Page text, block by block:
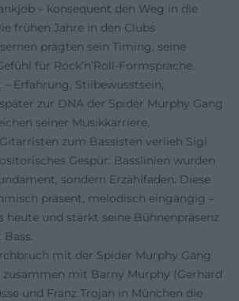
– konsequent den Weg in die
frühen Jahre in den Clubs
prägten sein Timing, seine
für Rock’n’Roll-Formsprache.
Erfahrung, Stilbewusstsein,
zur DNA der Spider Murphy Gang
seiner Musikkarriere.
zum Bassisten verlieh Sigl
Gespür: Basslinien wurden
sondern Erzählfaden. Diese
präsent, melodisch eingängig –
heute und stärkt seine Bühnenpräsenz
mit der Spider Murphy Gang
zusammen mit Barny Murphy (Gerhard
und Franz Trojan in München die